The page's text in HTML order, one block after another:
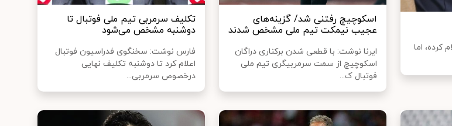
کرده، اما
اسکوچیچ رفتنی شد/ گزینه‌های
عجیب نیمکت تیم ملی مشخص شدند
ایرنا نوشت: با قطعی شدن برکناری دراگان
اسکوچیچ از سمت سرمربیگری تیم ملی
فوتبال ک...
تکلیف سرمربی تیم ملی فوتبال تا
دوشنبه مشخص می‌شود
فارس نوشت: سخنگوی فدراسیون فوتبال
اعلام کرد تا دوشنبه تکلیف نهایی
درخصوص سرمربی...